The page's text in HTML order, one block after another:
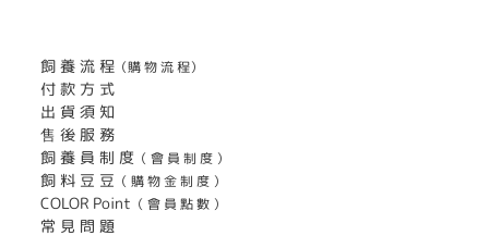
飼 養 流 程 （購 物 流 程）
付 款 方 式
出 貨 須 知
售 後 服 務
飼 養 員 制 度 （ 會 員 制 度 ）
飼 料 豆 豆 （ 購 物 金 制 度 ）
COLOR Point （ 會 員 點 數 ）
常 見 問 題